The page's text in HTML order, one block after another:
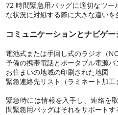
72 時間緊急用バッグに適切なツ
な状況に対処する際に大きな違いを
コミュニケーションとナビゲー
電池式または手回し式のラジオ（
予備の携帯電話とポータブル電源バ
お住まいの地域の印刷された地図
緊急連絡先リスト（ラミネート加工
緊急時には情報を入手し、連絡を
間緊急用バッグはそれをサポートす